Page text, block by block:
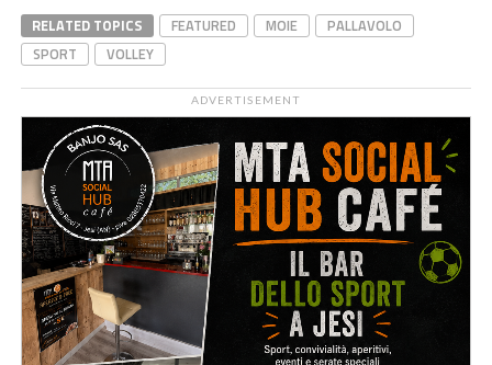
RELATED TOPICS FEATURED MOIE
PALLAVOLO
SPORT
VOLLEY
ADVERTISEMENT